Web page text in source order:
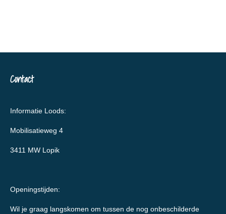
Contact
Informatie Loods:
Mobilisatieweg 4
3411 MW Lopik
Openingstijden:
Wil je graag langskomen om tussen de nog onbeschilderde